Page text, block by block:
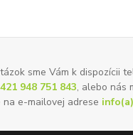
sme Vám k dispozícii
948 751 843, alebo nás
na e-mailovej adrese